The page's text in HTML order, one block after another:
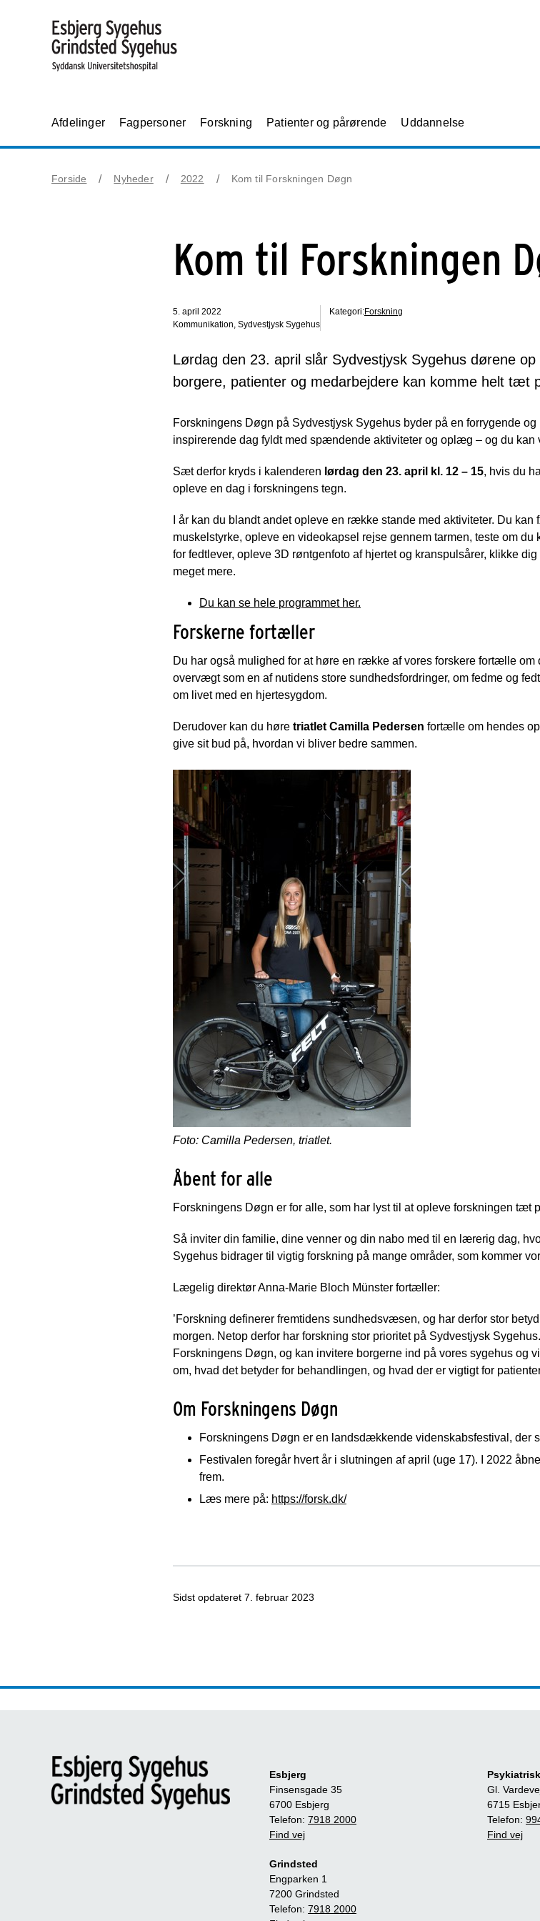
Afdelinger Fagpersoner Forskning Patienter og pårørende Uddannelse
Forside Nyheder 2022 Kom til Forskningen Døgn
Kom til Forskningen
5. april 2022
Kommunikation, Sydvestjysk Sygehus
Kategori:Forskning
Lørdag den 23. april slår Sydvestjysk Sygehus dørene
borgere, patienter og medarbejdere kan komme helt tæt
Forskningens Døgn på Sydvestjysk Sygehus byder på en forrygende og
inspirerende dag fyldt med spændende aktiviteter og oplæg – og du kan
Sæt derfor kryds i kalenderen lørdag den 23. april kl. 12 – 15, hvis du
opleve en dag i forskningens tegn.
I år kan du blandt andet opleve en række stande med aktiviteter. Du kan
muskelstyrke, opleve en videokapsel rejse gennem tarmen, teste om
for fedtlever, opleve 3D røntgenfoto af hjertet og kranspulsårer, klikke
meget mere.
Du kan se hele programmet her.
Forskerne fortæller
Du har også mulighed for at høre en række af vores forskere fortælle
overvægt som en af nutidens store sundhedsfordringer, om fedme og
om livet med en hjertesygdom.
Derudover kan du høre triatlet Camilla Pedersen fortælle om hendes
give sit bud på, hvordan vi bliver bedre sammen.
Foto: Camilla Pedersen, triatlet.
Åbent for alle
Forskningens Døgn er for alle, som har lyst til at opleve forskningen tæt
Så inviter din familie, dine venner og din nabo med til en lærerig dag,
Sygehus bidrager til vigtig forskning på mange områder, som kommer
Lægelig direktør Anna-Marie Bloch Münster fortæller:
’Forskning definerer fremtidens sundhedsvæsen, og har derfor stor
morgen. Netop derfor har forskning stor prioritet på Sydvestjysk
Forskningens Døgn, og kan invitere borgerne ind på vores sygehus og
om, hvad det betyder for behandlingen, og hvad der er vigtigt for
Om Forskningens Døgn
Forskningens Døgn er en landsdækkende videnskabsfestival, der
Festivalen foregår hvert år i slutningen af april (uge 17). I 2022
frem.
Læs mere på: https://forsk.dk/
Sidst opdateret 7. februar 2023
Esbjerg
Finsensgade 35
6700 Esbjerg
Telefon: 7918 2000
Find vej
Grindsted
Engparken 1
7200 Grindsted
Telefon: 7918 2000
Gl.
6715
Telefon:
Find vej